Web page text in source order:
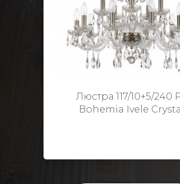
Люстра 117/10+5/240
Bohemia Ivele Crystal
Тип: Стеклянный
Цвет арматуры:
Кол-во ламп:
Диаметр: 70